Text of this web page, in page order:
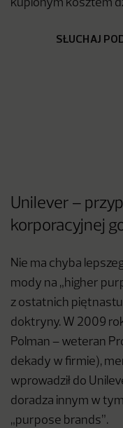
kupionym kosztem
SŁUCHAJ
Unilever –
korporacyjnej
Nie ma chyba
mody na „higher
z ostatnich piętnastu
doktryny. W 2009
Polman – weteran
dekady w firmie),
wprowadził do
doradza innym w
„purpose brands”.